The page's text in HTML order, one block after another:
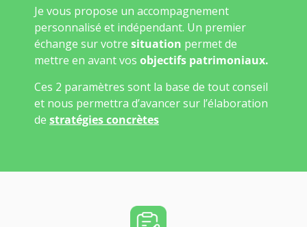
Je vous propose un accompagnement
personnalisé et indépendant. Un premier
échange sur votre situation permet de
mettre en avant vos objectifs patrimoniaux.
Ces 2 paramètres sont la base de tout conseil
et nous permettra d’avancer sur l’élaboration
de stratégies concrètes